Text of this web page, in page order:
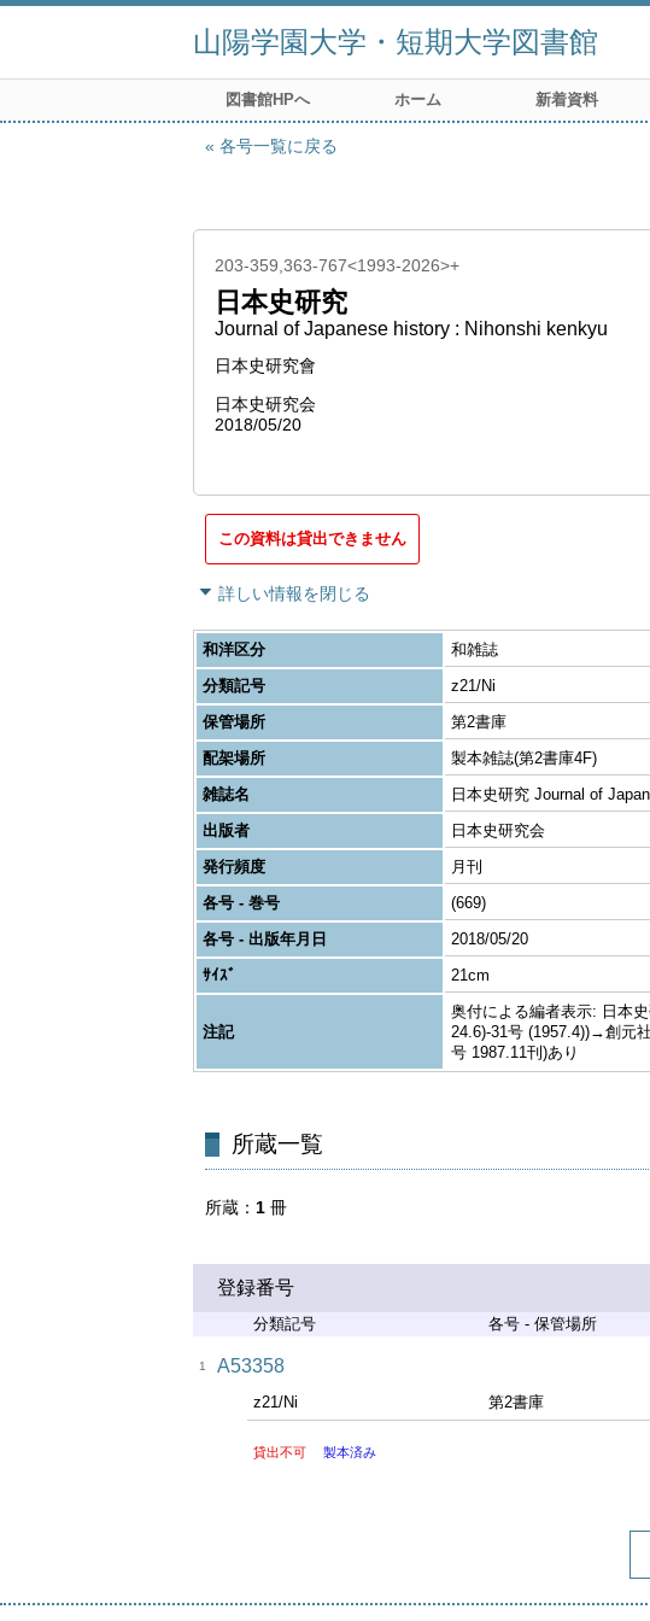
山陽学園大学・短期大学図書館
図書館HPへ ホーム 新着資料
各号一覧に戻る
203-359,363-767<1993-2026>+
日本史研究
Journal of Japanese history : Nihonshi kenkyu
日本史研究會
日本史研究会
2018/05/20
この資料は貸出できません
詳しい情報を閉じる
和洋区分
和雑誌
分類記号
z21/Ni
保管場所
第2書庫
配架場所
製本雑誌(第2書庫4F)
雑誌名
日本史研究 Journal of
出版者
日本史研究会
発行頻度
月刊
各号 - 巻号
(669)
各号 - 出版年月日
2018/05/20
ｻｲｽﾞ
21cm
注記
奥付による編者表示: 日本
24.6)-31号 (1957.4))→創元
号 1987.11刊)あり
所蔵一覧
所蔵 1 冊
登録番号
分類記号 各号 - 保管場所
1 A53358
z21/Ni 第2書庫
貸出不可 製本済み